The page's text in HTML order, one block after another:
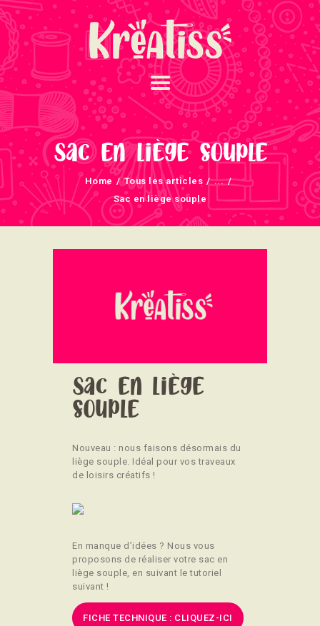
Sac en liège souple
Home Tous les articles
...
Sac en liège souple
ACCUEIL
NOS UNIVERS
ARRIVAGES
ATELIERS ET
ÉVÈNEMENTS
NOUS SOUTENONS
Sac en liège
souple
Nouveau : nous faisons désormais du
liège souple. Idéal pour vos traveaux
de loisirs créatifs !
En manque d’idées ? Nous vous
proposons de réaliser votre sac en
liège souple, en suivant le tutoriel
suivant !